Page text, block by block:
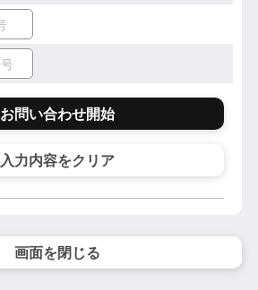
お問い合わせ開始
入力内容をクリア
画面を閉じる